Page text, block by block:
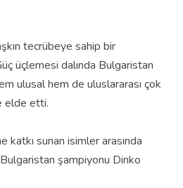
tecrübeye sahip bir
üçlemesi dalında Bulgaristan
ulusal hem de uluslararası çok
elde etti.
katkı sunan isimler arasında
şampiyonu Dinko